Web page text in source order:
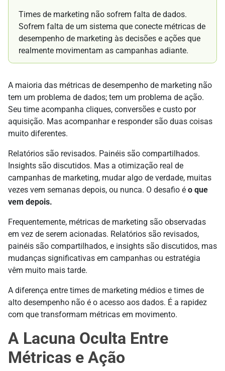
Times de marketing não sofrem falta de dados.
Sofrem falta de um sistema que conecte métricas de
desempenho de marketing às decisões e ações que
realmente movimentam as campanhas adiante.
A maioria das métricas de desempenho de marketing não
tem um problema de dados; tem um problema de ação.
Seu time acompanha cliques, conversões e custo por
aquisição. Mas acompanhar e responder são duas coisas
muito diferentes.
Relatórios são revisados. Painéis são compartilhados.
Insights são discutidos. Mas a otimização real de
campanhas de marketing, mudar algo de verdade, muitas
vezes vem semanas depois, ou nunca. O desafio é o que
vem depois.
Frequentemente, métricas de marketing são observadas
em vez de serem acionadas. Relatórios são revisados,
painéis são compartilhados, e insights são discutidos, mas
mudanças significativas em campanhas ou estratégia
vêm muito mais tarde.
A diferença entre times de marketing médios e times de
alto desempenho não é o acesso aos dados. É a rapidez
com que transformam métricas em movimento.
A Lacuna Oculta Entre
Métricas e Ação